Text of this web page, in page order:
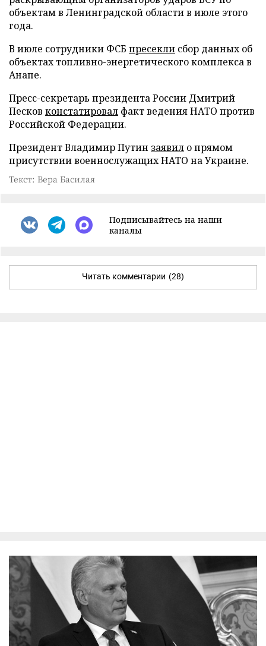
объектам в Ленинградской области в июле этого
года.
В июле сотрудники ФСБ пресекли сбор данных об
объектах топливно-энергетического комплекса в
Анапе.
Пресс-секретарь президента России Дмитрий
Песков констатировал факт ведения НАТО против
Российской Федерации.
Президент Владимир Путин заявил о прямом
присутствии военнослужащих НАТО на Украине.
Текст: Вера Басилая
Подписывайтесь на наши
каналы
Читать комментарии (28)